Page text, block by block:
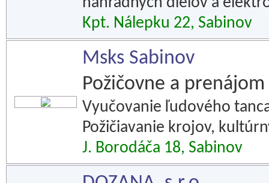
Kpt. Nálepku 22, Sabinov
Msks Sabinov
Požičovne a prenájom
Vyučovanie ľudového
Požičiavanie krojov,
J. Borodáča 18, Sabinov